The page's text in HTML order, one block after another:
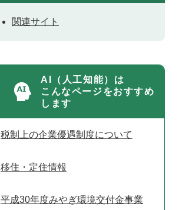
関連サイト
AI（人工知能）は
こんなページをおすすめ
します
税制上の企業優遇制度について
移住・定住情報
平成30年度みやぎ環境交付金事業